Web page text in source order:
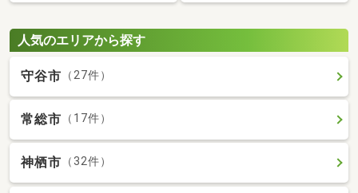
人気のエリアから探す
守谷市 （27件）
常総市 （17件）
神栖市 （32件）